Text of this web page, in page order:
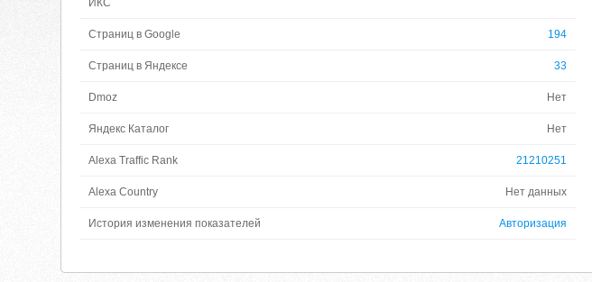
ИКС
Страниц в Google 194
Страниц в Яндексе 33
Dmoz Нет
Яндекс Каталог Нет
Alexa Traffic Rank 21210251
Alexa Country Нет данных
История изменения показателей Авторизация